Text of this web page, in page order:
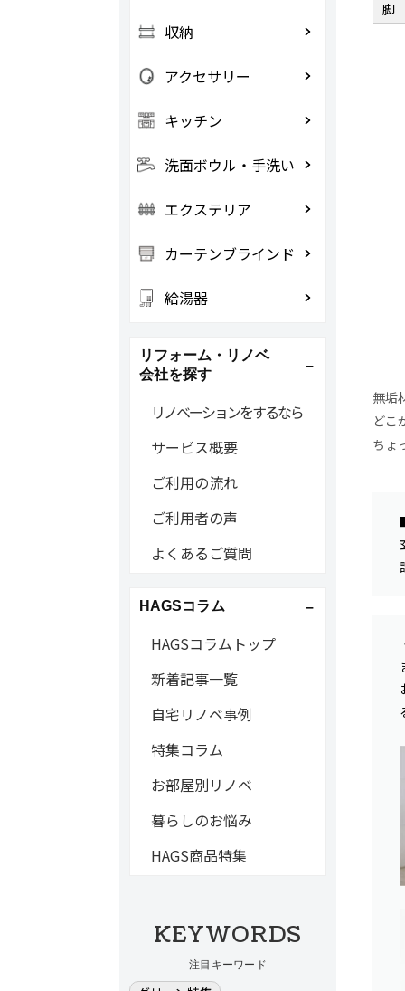
脚
無垢
どこ
ちょ
収納
アクセサリー
キッチン
洗面ボウル・手洗い
エクステリア
カーテンブラインド
給湯器
リフォーム・リノベ
会社を探す
リノベーションをするなら
サービス概要
ご利用の流れ
ご利用者の声
よくあるご質問
HAGSコラム
HAGSコラムトップ
新着記事一覧
自宅リノベ事例
特集コラム
お部屋別リノベ
暮らしのお悩み
HAGS商品特集
KEYWORDS
注目キーワード